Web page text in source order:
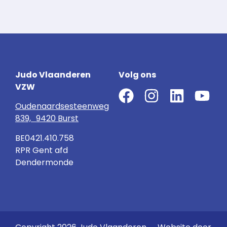
Judo Vlaanderen
VZW
Oudenaardsesteenweg
839, 9420 Burst
BE0421.410.758
RPR Gent afd
Dendermonde
Volg ons